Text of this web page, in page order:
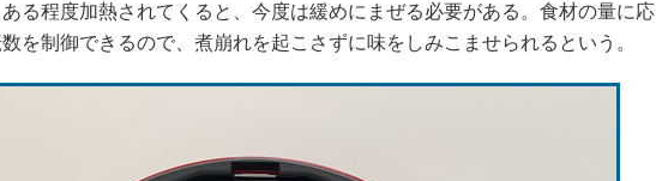
る程度加熱されてくると、今度は緩めにまぜる必要がある。食材の量に応
を制御できるので、煮崩れを起こさずに味をしみこませられるという。